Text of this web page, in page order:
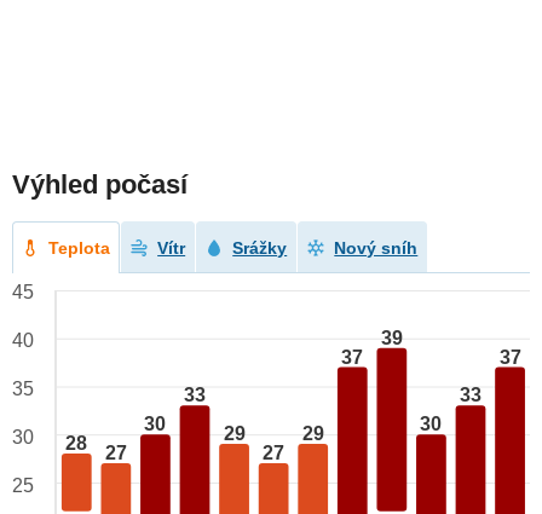
Výhled počasí
Teplota Vítr Srážky Nový sníh
28 27
30
33
29
27
29
37
39
30
33
37
45
40
35
30
25